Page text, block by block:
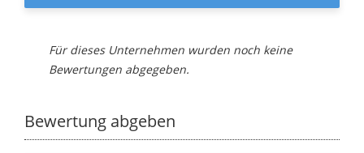
Für dieses Unternehmen wurden noch keine
Bewertungen abgegeben.
Bewertung abgeben